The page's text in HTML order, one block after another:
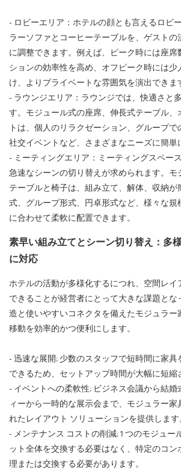
- ロビーエリア：ホテルの顔とも言えるロビ
ラーソファとコーヒーテーブルを、ゲスト
に調整できます。例えば、ピーク時には座
ションの効率性を高め、オフピーク時には
け、よりプライベートな雰囲気を演出できま
- ラウンジエリア：ラウンジでは、快適さと
す。モジュール式の座席、伸長式テーブル、
トは、個人のリラクゼーション、グループ
社交イベントなど、さまざまなニーズに簡単
- ミーティングエリア：ミーティングスペー
急速なシーンの切り替えが求められます。
テーブルと椅子は、組み立て、解体、収納
式、グループ形式、円卓形式など、様々な規
に合わせて柔軟に配置できます。
素早い組み立てとシーン切り替え：多
に対応
ホテルの活動が多様化するにつれ、空間レ
できることが経営者にとって大きな課題と
造と使いやすいコネクタを備えたモジュラー
移動を効率的かつ便利にします。
- 迅速な展開: 少数のスタッフで短時間に家
できるため、セットアップ時間が大幅に短縮
- イベントへの柔軟性: ビジネス会議から結
ィーから一時的な展示会まで、モジュラー家
れたレイアウト ソリューションを提供します
- メンテナンス コストの削減: 1 つのモジュー
ット全体を交換する必要はなく、特定のコ
理または交換する必要があります。